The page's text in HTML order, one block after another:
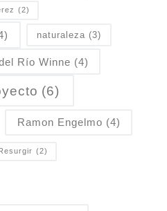
(2)
naturaleza (3)
Río Winne (4)
(6)
Ramon Engelmo (4)
Resurgir (2)